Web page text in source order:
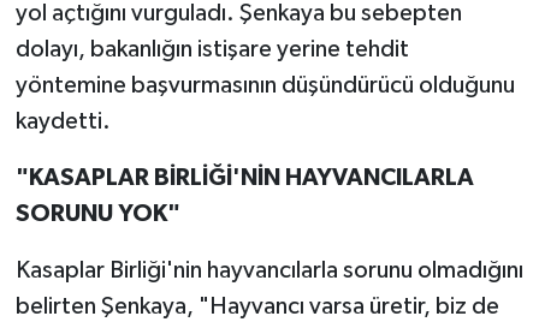
yol açtığını vurguladı. Şenkaya bu sebepten
dolayı, bakanlığın istişare yerine tehdit
yöntemine başvurmasının düşündürücü olduğunu
kaydetti.
"KASAPLAR BİRLİĞİ'NİN HAYVANCILARLA
SORUNU YOK"
Kasaplar Birliği'nin hayvancılarla sorunu olmadığını
belirten Şenkaya, "Hayvancı varsa üretir, biz de